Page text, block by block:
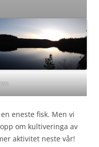
eneste fisk. Men vi
om kultiveringa av
aktivitet neste vår!